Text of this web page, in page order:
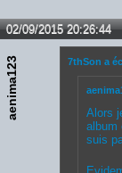
02/09/2015 20:26:44
aenima123 7thSon a
Alors
album
suis